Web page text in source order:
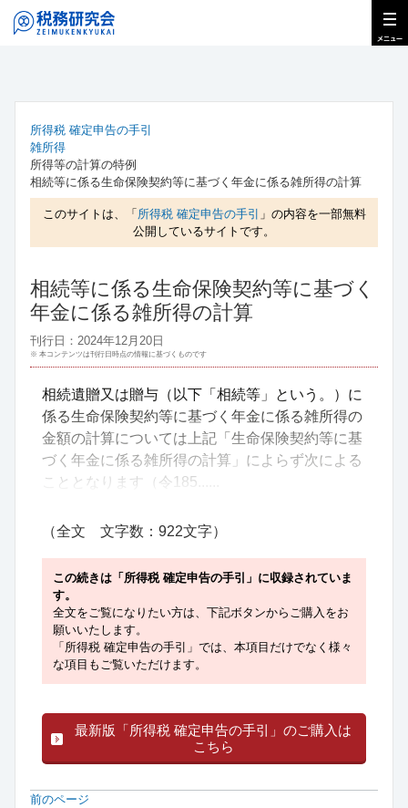
所得税 確定申告の手引
雑所得
所得等の計算の特例
相続等に係る生命保険契約等に基づく年金に係る雑所得の計算
このサイトは、「 所得税 確定申告の手引
」の内容を一部無料
公開しているサイトです。
相続等に係る生命保険契約等に基づく
年金に係る雑所得の計算
刊行日：2024年12月20日
※ 本コンテンツは刊行日時点の情報に基づくものです
相続遺贈又は贈与（以下「相続等」という。）に
係る生命保険契約等に基づく年金に係る雑所得の
金額の計算については上記「生命保険契約等に基
づく年金に係る雑所得の計算」によらず次による
こととなります（令185......
（全文 文字数：922文字）
この続きは「所得税 確定申告の手引」に収録されていま
す。
全文をご覧になりたい方は、下記ボタンからご購入をお
願いいたします。
「所得税 確定申告の手引」では、本項目だけでなく様々
な項目もご覧いただけます。
最新版「所得税 確定申告の手引」のご購入は
こちら
前のページ